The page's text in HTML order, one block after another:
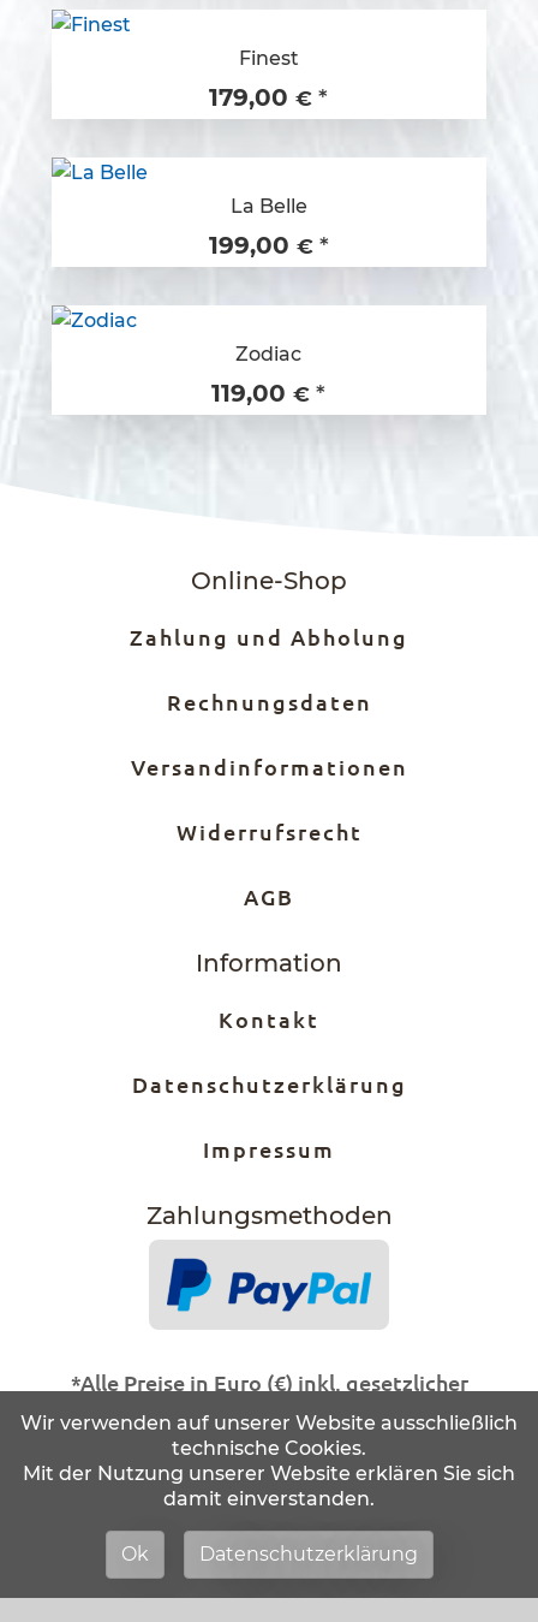
Finest
179,00€ *
La Belle
199,00 € *
Zodiac
119,00€ *
Online-Shop
Zahlung und Abholung
Rechnungsdaten
Versandinformationen
Widerrufsrecht
AGB
Information
Kontakt
Datenschutzerklärung
Impressum
Zahlungs­methoden
*Alle Preise in Euro (€) inkl. gesetzlicher
Mehrwertsteuer, Abholung im Ladengeschäft.
Statt- und durchgestrichene Preise beziehen
sich auf unseren zuvor geforderten
Alle Artikel solange der Vorrat reicht!
Änderungen und Irrtürmer vorbehalten.
Abbildungen ähnlich.
Wir verwenden auf unserer Website ausschließlich
technische Cookies.
Mit der Nutzung unserer Website erklären Sie sich
damit einverstanden.
Ok Datenschutzerklärung